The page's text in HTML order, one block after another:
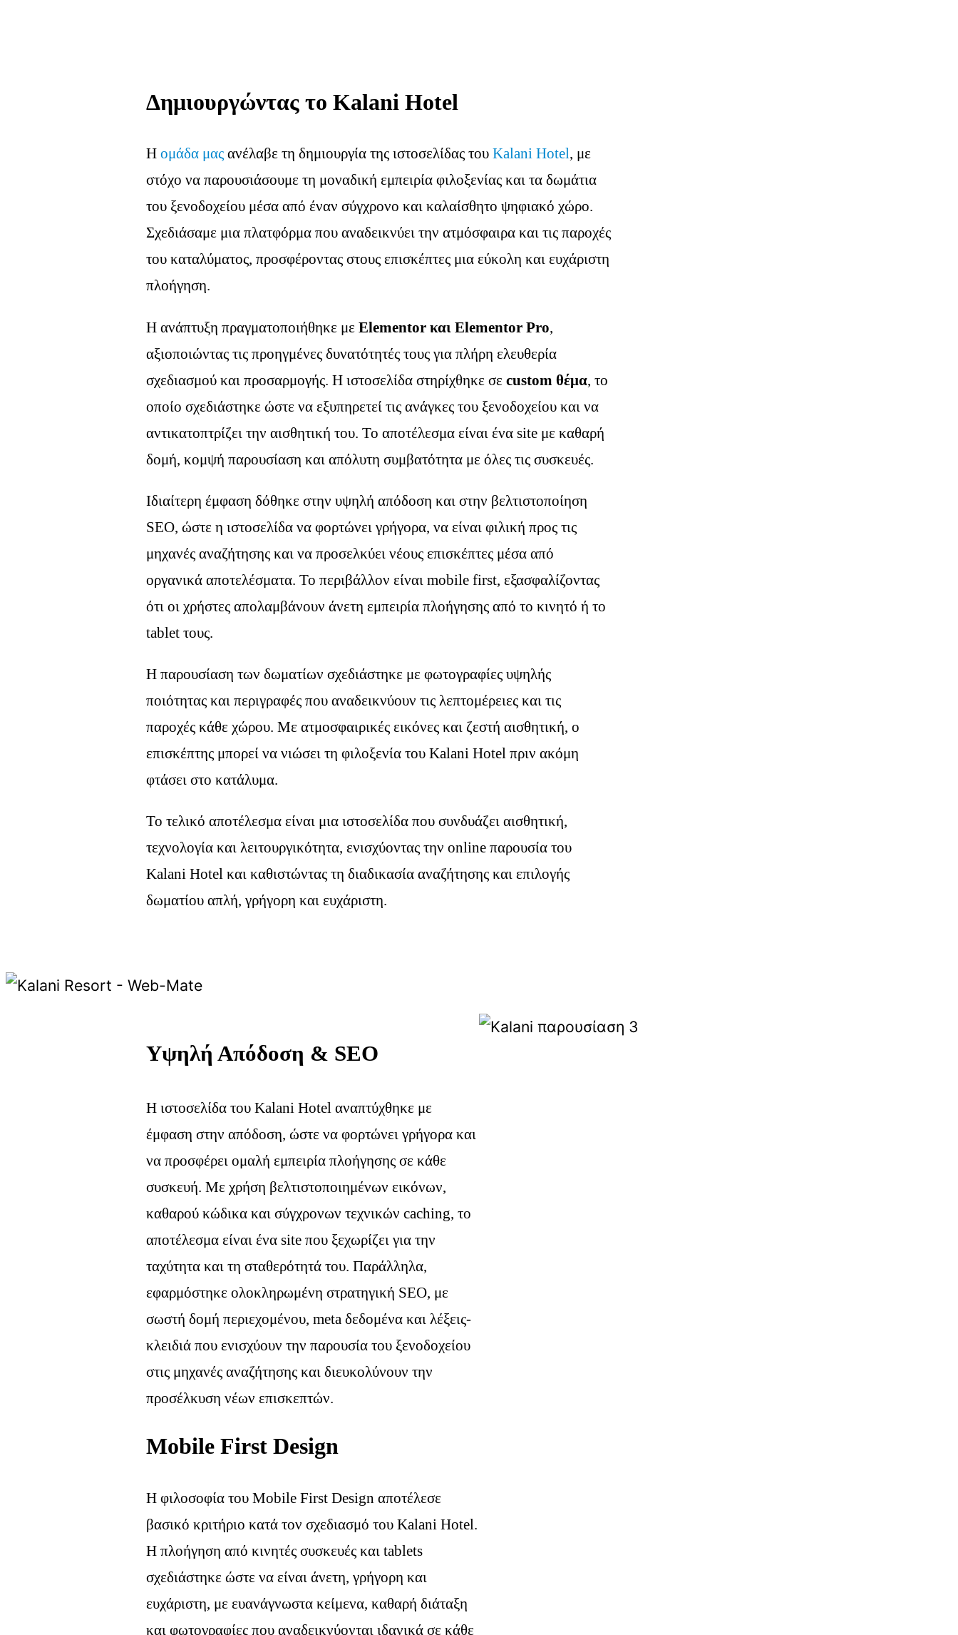
Δημιουργώντας το Kalani Hotel
Η ομάδα μαςανέλαβε τη δημιουργία της ιστοσελίδας του Kalani Hotel, με
στόχο να παρουσιάσουμε τη μοναδική εμπειρία φιλοξενίας και τα δωμάτια
του ξενοδοχείου μέσα από έναν σύγχρονο και καλαίσθητο ψηφιακό χώρο.
Σχεδιάσαμε μια πλατφόρμα που αναδεικνύει την ατμόσφαιρα και τις παροχές
του καταλύματος, προσφέροντας στους επισκέπτες μια εύκολη και ευχάριστη
πλοήγηση.
Η ανάπτυξη πραγματοποιήθηκε με Elementor και Elementor Pro,
αξιοποιώντας τις προηγμένες δυνατότητές τους για πλήρη ελευθερία
σχεδιασμού και προσαρμογής. Η ιστοσελίδα στηρίχθηκε σε custom θέμα, το
οποίο σχεδιάστηκε ώστε να εξυπηρετεί τις ανάγκες του ξενοδοχείου και να
αντικατοπτρίζει την αισθητική του. Το αποτέλεσμα είναι ένα site με καθαρή
δομή, κομψή παρουσίαση και απόλυτη συμβατότητα με όλες τις συσκευές.
Ιδιαίτερη έμφαση δόθηκε στην υψηλή απόδοση και στην βελτιστοποίηση
SEO, ώστε η ιστοσελίδα να φορτώνει γρήγορα, να είναι φιλική προς τις
μηχανές αναζήτησης και να προσελκύει νέους επισκέπτες μέσα από
οργανικά αποτελέσματα. Το περιβάλλον είναι mobile first, εξασφαλίζοντας
ότι οι χρήστες απολαμβάνουν άνετη εμπειρία πλοήγησης από το κινητό ή το
tablet τους.
Η παρουσίαση των δωματίων σχεδιάστηκε με φωτογραφίες υψηλής
ποιότητας και περιγραφές που αναδεικνύουν τις λεπτομέρειες και τις
παροχές κάθε χώρου. Με ατμοσφαιρικές εικόνες και ζεστή αισθητική, ο
επισκέπτης μπορεί να νιώσει τη φιλοξενία του Kalani Hotel πριν ακόμη
φτάσει στο κατάλυμα.
Το τελικό αποτέλεσμα είναι μια ιστοσελίδα που συνδυάζει αισθητική,
τεχνολογία και λειτουργικότητα, ενισχύοντας την online παρουσία του
Kalani Hotel και καθιστώντας τη διαδικασία αναζήτησης και επιλογής
δωματίου απλή, γρήγορη και ευχάριστη.
Υψηλή Απόδοση & SEO
Η ιστοσελίδα του Kalani Hotel αναπτύχθηκε με
έμφαση στην απόδοση, ώστε να φορτώνει γρήγορα και
να προσφέρει ομαλή εμπειρία πλοήγησης σε κάθε
συσκευή. Με χρήση βελτιστοποιημένων εικόνων,
καθαρού κώδικα και σύγχρονων τεχνικών caching, το
αποτέλεσμα είναι ένα site που ξεχωρίζει για την
ταχύτητα και τη σταθερότητά του. Παράλληλα,
εφαρμόστηκε ολοκληρωμένη στρατηγική SEO, με
σωστή δομή περιεχομένου, meta δεδομένα και λέξεις-
κλειδιά που ενισχύουν την παρουσία του ξενοδοχείου
στις μηχανές αναζήτησης και διευκολύνουν την
προσέλκυση νέων επισκεπτών.
Mobile First Design
Η φιλοσοφία του Mobile First Design αποτέλεσε
βασικό κριτήριο κατά τον σχεδιασμό του Kalani Hotel.
Η πλοήγηση από κινητές συσκευές και tablets
σχεδιάστηκε ώστε να είναι άνετη, γρήγορη και
ευχάριστη, με ευανάγνωστα κείμενα, καθαρή διάταξη
και φωτογραφίες που αναδεικνύονται ιδανικά σε κάθε